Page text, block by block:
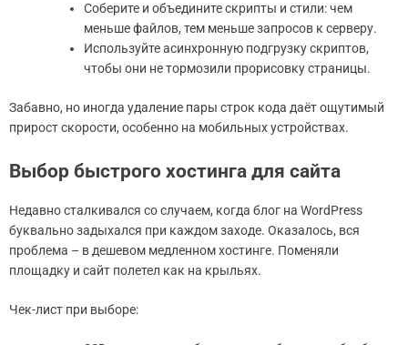
Соберите и объедините скрипты и стили: чем
меньше файлов, тем меньше запросов к серверу.
Используйте асинхронную подгрузку скриптов,
чтобы они не тормозили прорисовку страницы.
Забавно, но иногда удаление пары строк кода даёт ощутимый
прирост скорости, особенно на мобильных устройствах.
Выбор быстрого хостинга для сайта
Недавно сталкивался со случаем, когда блог на WordPress
буквально задыхался при каждом заходе. Оказалось, вся
проблема – в дешевом медленном хостинге. Поменяли
площадку и сайт полетел как на крыльях.
Чек-лист при выборе: